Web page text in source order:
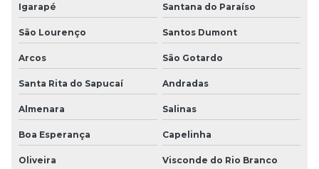
Igarapé Santana do Paraíso
São Lourenço Santos Dumont
Arcos São Gotardo
Santa Rita do Sapucaí Andradas
Almenara Salinas
Boa Esperança Capelinha
Oliveira Visconde do Rio Branco